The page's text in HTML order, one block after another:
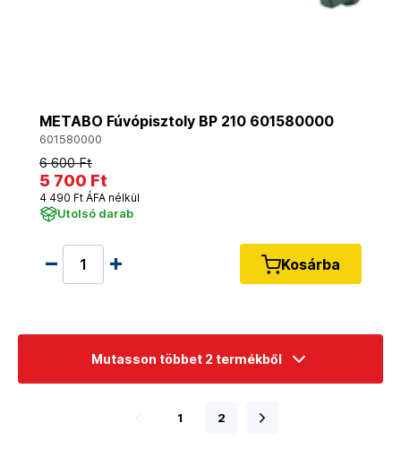
METABO Fúvópisztoly BP 210 601580000
601580000
6 600 Ft
5 700 Ft
4 490 Ft ÁFA nélkül
Utolsó darab
Kosárba
Mutasson többet 2 termékből
1 2